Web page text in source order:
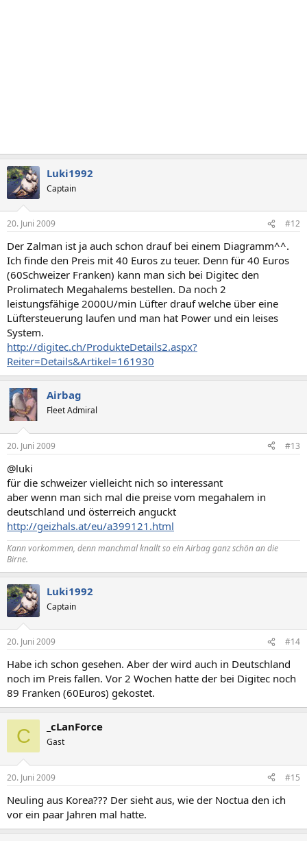
Luki1992
Captain
20. Juni 2009 #12
Der Zalman ist ja auch schon drauf bei einem Diagramm^^.
Ich finde den Preis mit 40 Euros zu teuer. Denn für 40 Euros
(60Schweizer Franken) kann man sich bei Digitec den
Prolimatech Megahalems bestellen. Da noch 2
leistungsfähige 2000U/min Lüfter drauf welche über eine
Lüftersteuerung laufen und man hat Power und ein leises
System.
http://digitec.ch/ProdukteDetails2.aspx?
Reiter=Details&Artikel=161930
Airbag
Fleet Admiral
20. Juni 2009 #13
@luki
für die schweizer vielleicht nich so interessant
aber wenn man sich mal die preise vom megahalem in
deutschland und österreich anguckt
http://geizhals.at/eu/a399121.html
Kann vorkommen, denn manchmal knallt so einAirbagganz schön an die
Birne.
Luki1992
Captain
20. Juni 2009 #14
Habe ich schon gesehen. Aber der wird auch in Deutschland
noch im Preis fallen. Vor 2 Wochen hatte der bei Digitec noch
89 Franken (60Euros) gekostet.
C _cLanForce
Gast
20. Juni 2009 #15
Neuling aus Korea??? Der sieht aus, wie der Noctua den ich
vor ein paar Jahren mal hatte.